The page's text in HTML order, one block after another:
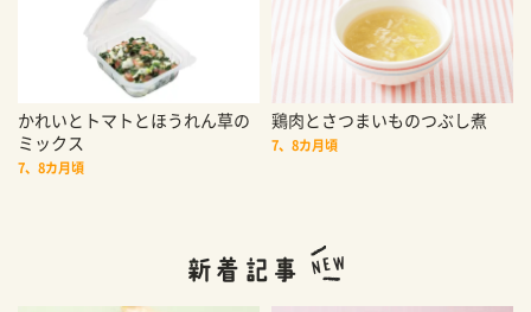
かれいとトマトとほうれん草の
ミックス
7、8カ月頃
鶏肉とさつまいものつぶし煮
7、8カ月頃